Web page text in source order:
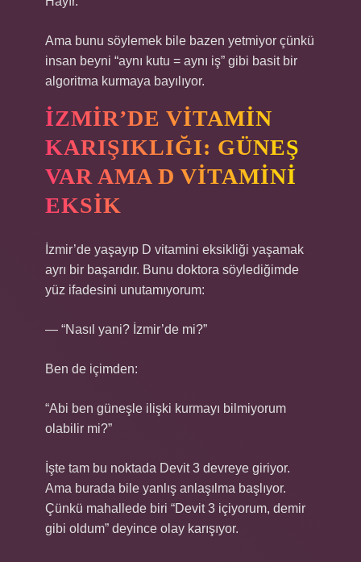
Ama bunu söylemek bile bazen yetmiyor çünkü
insan beyni “aynı kutu = aynı iş” gibi basit bir
algoritma kurmaya bayılıyor.
İZMIR’DE VITAMIN
KARIŞIKLIĞI: GÜNEŞ
VAR AMA D VITAMINI
EKSIK
İzmir’de yaşayıp D vitamini eksikliği yaşamak
ayrı bir başarıdır. Bunu doktora söylediğimde
yüz ifadesini unutamıyorum:
— “Nasıl yani? İzmir’de mi?”
Ben de içimden:
“Abi ben güneşle ilişki kurmayı bilmiyorum
olabilir mi?”
İşte tam bu noktada Devit 3 devreye giriyor.
Ama burada bile yanlış anlaşılma başlıyor.
Çünkü mahallede biri “Devit 3 içiyorum, demir
gibi oldum” deyince olay karışıyor.